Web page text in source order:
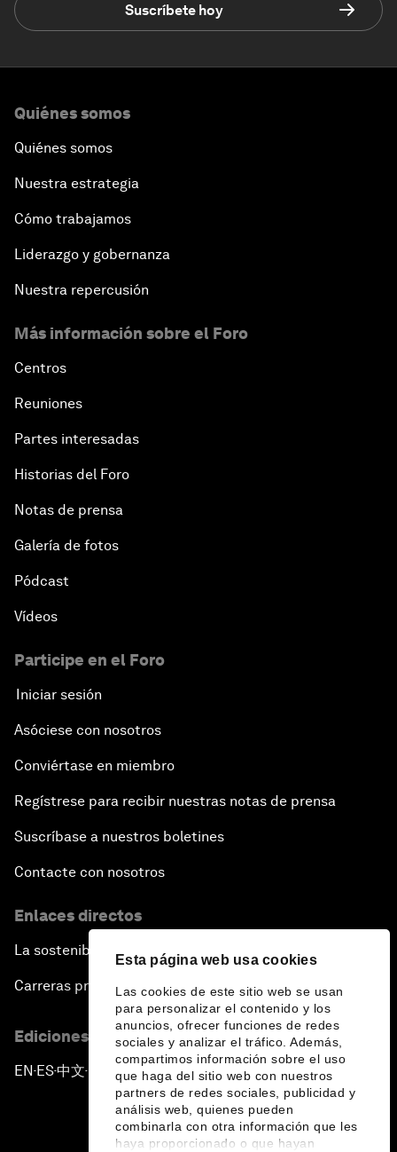
Esta página web usa cookies
Las cookies de este sitio web se usan
para personalizar el contenido y los
anuncios, ofrecer funciones de redes
sociales y analizar el tráfico. Además,
compartimos información sobre el uso
que haga del sitio web con nuestros
partners de redes sociales, publicidad y
análisis web, quienes pueden
combinarla con otra información que les
haya proporcionado o que hayan
Suscríbete hoy
Quiénes somos
Quiénes somos
Nuestra estrategia
Cómo trabajamos
Liderazgo y gobernanza
Nuestra repercusión
Más información sobre el Foro
Centros
Reuniones
Partes interesadas
Historias del Foro
Notas de prensa
Galería de fotos
Pódcast
Vídeos
Participe en el Foro
Iniciar sesión
Asóciese con nosotros
Conviértase en miembro
Regístrese para recibir nuestras notas de prensa
Suscríbase a nuestros boletines
Contacte con nosotros
Enlaces directos
La sostenibilidad en el Foro
Carreras profesionales
Ediciones en otros idiomas
EN ▪ES▪中文▪ 日本語